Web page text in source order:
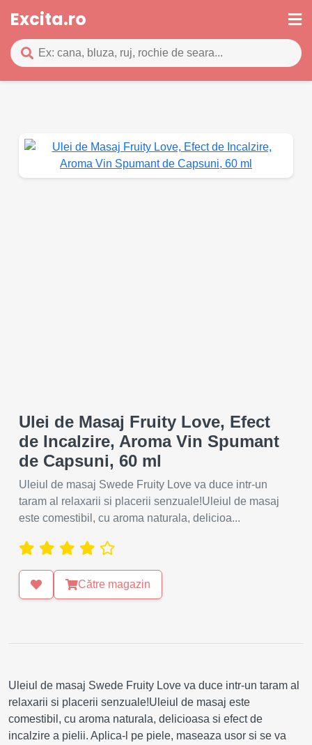
Excita.ro
Ulei de Masaj Fruity Love, Efect
de Incalzire, Aroma Vin Spumant
de Capsuni, 60 ml
Uleiul de masaj Swede Fruity Love va duce intr-un
taram al relaxarii si placerii senzuale!Uleiul de masaj
este comestibil, cu aroma naturala, delicioa...
Către magazin
Uleiul de masaj Swede Fruity Love va duce intr-un taram al
relaxarii si placerii senzuale!Uleiul de masaj este
comestibil, cu aroma naturala, delicioasa si efect de
incalzire a pielii. Aplica-l pe piele, maseaza usor si se va